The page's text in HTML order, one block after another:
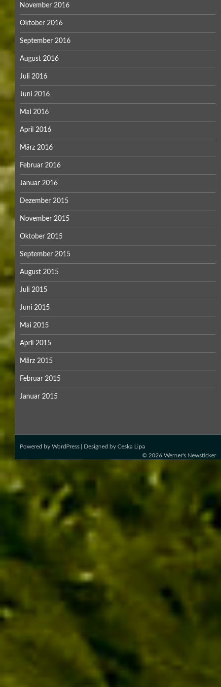
November 2016
Oktober 2016
September 2016
August 2016
Juli 2016
Juni 2016
Mai 2016
April 2016
März 2016
Februar 2016
Januar 2016
Dezember 2015
November 2015
Oktober 2015
September 2015
August 2015
Juli 2015
Juni 2015
Mai 2015
April 2015
März 2015
Februar 2015
Januar 2015
Powered by WordPress | Designed by Ceska Lipa
© 2026 Werner's Newsticker